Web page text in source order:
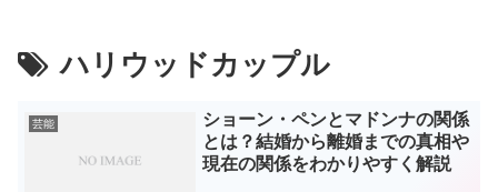
ハリウッドカップル
芸能
ショーン・ペンとマドンナの関係
とは？結婚から離婚までの真相や
現在の関係をわかりやすく解説